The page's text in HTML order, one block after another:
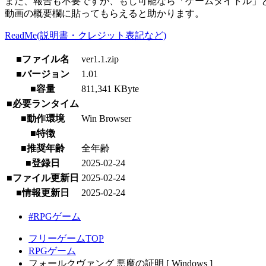
動画の概要欄に貼ってもらえると助かります。
ReadMe(説明書・クレジット表記など)
■ファイル名
ver1.1.zip
■バージョン
1.01
■容量
811,341 KByte
■必要ランタイム
■動作環境
Win Browser
■特徴
■推奨年齢
全年齢
■登録日
2025-02-24
■ファイル更新日 2025-02-24
■情報更新日
2025-02-24
#RPGゲーム
フリーゲームTOP
RPGゲーム
フォールクヴァング 悪魔の証明 [ Windows ]